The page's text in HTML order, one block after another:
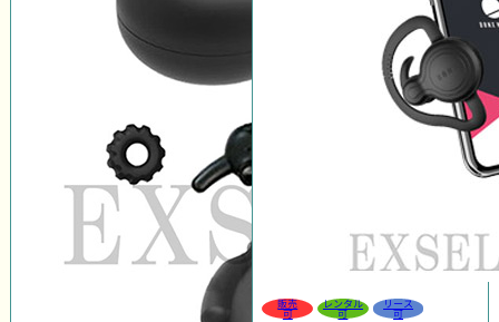
販売
可
レンタル
可
リース
可